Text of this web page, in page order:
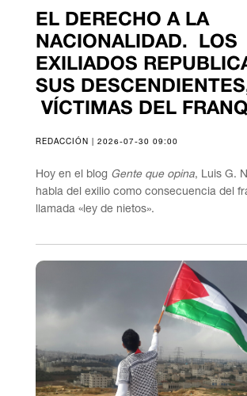
EL DERECHO A LA
NACIONALIDAD. LOS
EXILIADOS
SUS
VÍCTIMAS DEL
REDACCIÓN | 2026-07-30 09:00
Hoy en el blog Gente que opina, Luis G.
habla del exilio como consecuencia del
llamada «ley de nietos».